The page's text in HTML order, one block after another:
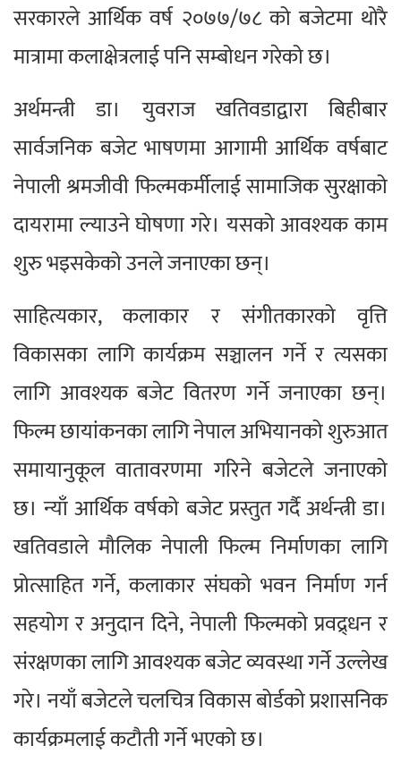
सरकारले आर्थिक वर्ष २०७७/७८ को बजेटमा थोरै
मात्रामा कलाक्षेत्रलाई पनि सम्बोधन गरेको छ।
अर्थमन्त्री डा। युवराज खतिवडाद्वारा बिहीबार
सार्वजनिक बजेट भाषणमा आगामी आर्थिक वर्षबाट
नेपाली श्रमजीवी फिल्मकर्मीलाई सामाजिक सुरक्षाको
दायरामा ल्याउने घोषणा गरे। यसको आवश्यक काम
शुरु भइसकेको उनले जनाएका छन्।
साहित्यकार, कलाकार र संगीतकारको वृत्ति
विकासका लागि कार्यक्रम सञ्चालन गर्ने र त्यसका
लागि आवश्यक बजेट वितरण गर्ने जनाएका छन्।
फिल्म छायांकनका लागि नेपाल अभियानको शुरुआत
समायानुकूल वातावरणमा गरिने बजेटले जनाएको
छ। न्याँ आर्थिक वर्षको बजेट प्रस्तुत गर्दै अर्थन्त्री डा।
खतिवडाले मौलिक नेपाली फिल्म निर्माणका लागि
प्रोत्साहित गर्ने, कलाकार संघको भवन निर्माण गर्न
सहयोग र अनुदान दिने, नेपाली फिल्मको प्रवद्र्धन र
संरक्षणका लागि आवश्यक बजेट व्यवस्था गर्ने उल्लेख
गरे। नयाँ बजेटले चलचित्र विकास बोर्डको प्रशासनिक
कार्यक्रमलाई कटौती गर्ने भएको छ।